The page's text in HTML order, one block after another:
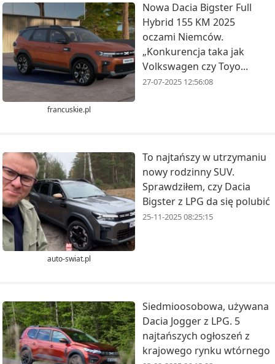
francuskie.pl
Nowa Dacia Bigster Full
Hybrid 155 KM 2025
oczami Niemców.
„Konkurencja taka jak
Volkswagen czy Toyo...
27-07-2025 12:56:08
auto-swiat.pl
To najtańszy w utrzymaniu
nowy rodzinny SUV.
Sprawdziłem, czy Dacia
Bigster z LPG da się polubić
25-11-2025 08:25:15
Siedmioosobowa, używana
Dacia Jogger z LPG. 5
najtańszych ogłoszeń z
krajowego rynku wtórnego